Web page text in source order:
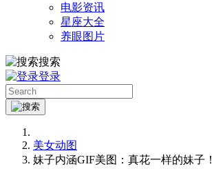
电影资讯
星座大全
养眼图片
搜索
登录
美女动图
妹子内涵GIF美图：真花一样的妹子！